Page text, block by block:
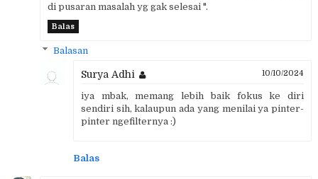
di pusaran masalah yg gak selesai ".
Balas
Balasan
Surya Adhi 10/10/2024
iya mbak, memang lebih baik fokus ke diri
sendiri sih, kalaupun ada yang menilai ya pinter-
pinter ngefilternya :)
Balas